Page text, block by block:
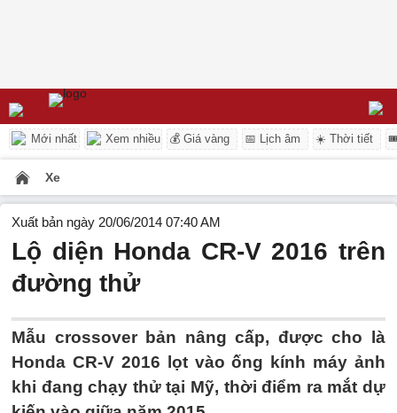
Mới nhất Xem nhiều 💰 Giá vàng 📅 Lịch âm ☀️ Thời tiết
Xe
Xuất bản ngày 20/06/2014 07:40 AM
Lộ diện Honda CR-V 2016 trên
đường thử
Mẫu crossover bản nâng cấp, được cho là
Honda CR-V 2016 lọt vào ống kính máy ảnh
khi đang chạy thử tại Mỹ, thời điểm ra mắt dự